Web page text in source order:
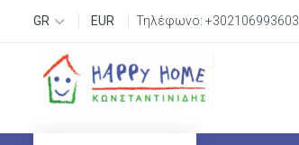
GR EUR Τηλέφωνο: +302106993603